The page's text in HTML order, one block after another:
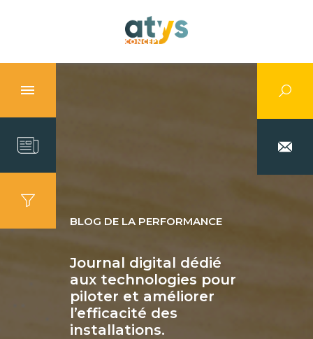
BLOG DE LA PERFORMANCE
Journal digital dédié
aux technologies pour
piloter et améliorer
l’efficacité des
installations.